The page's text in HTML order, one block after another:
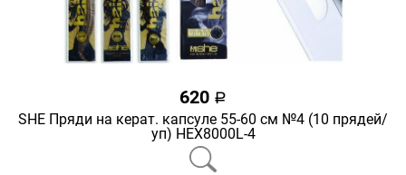
620 a
SHE Пряди на керат. капсуле 55-60 см №4 (10 прядей/
уп) HEX8000L-4